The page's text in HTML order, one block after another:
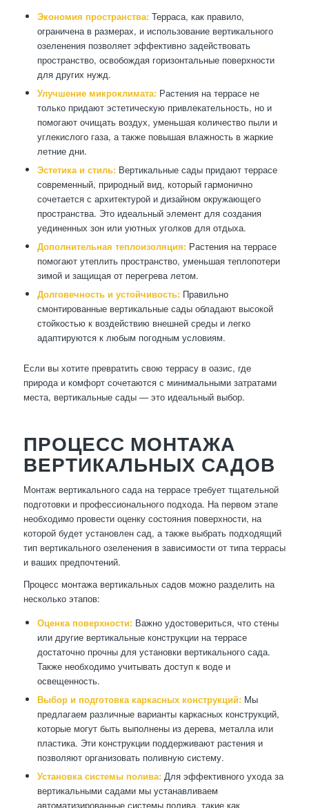
Экономия пространства:Терраса, как правило,
ограничена в размерах, и использование вертикального
озеленения позволяет эффективно задействовать
пространство, освобождая горизонтальные поверхности
для других нужд.
Улучшение микроклимата:Растения на террасе не
только придают эстетическую привлекательность, но и
помогают очищать воздух, уменьшая количество пыли и
углекислого газа, а также повышая влажность в жаркие
летние дни.
Эстетика и стиль:Вертикальные сады придают террасе
современный, природный вид, который гармонично
сочетается с архитектурой и дизайном окружающего
пространства. Это идеальный элемент для создания
уединенных зон или уютных уголков для отдыха.
Дополнительная теплоизоляция:Растения на террасе
помогают утеплить пространство, уменьшая теплопотери
зимой и защищая от перегрева летом.
Долговечность и устойчивость:Правильно
смонтированные вертикальные сады обладают высокой
стойкостью к воздействию внешней среды и легко
адаптируются к любым погодным условиям.
Если вы хотите превратить свою террасу в оазис, где
природа и комфорт сочетаются с минимальными затратами
места, вертикальные сады — это идеальный выбор.
ПРОЦЕСС МОНТАЖА
ВЕРТИКАЛЬНЫХ САДОВ
Монтаж вертикального сада на террасе требует тщательной
подготовки и профессионального подхода. На первом этапе
необходимо провести оценку состояния поверхности, на
которой будет установлен сад, а также выбрать подходящий
тип вертикального озеленения в зависимости от типа террасы
и ваших предпочтений.
Процесс монтажа вертикальных садов можно разделить на
несколько этапов:
Оценка поверхности:Важно удостовериться, что стены
или другие вертикальные конструкции на террасе
достаточно прочны для установки вертикального сада.
Также необходимо учитывать доступ к воде и
освещенность.
Выбор и подготовка каркасных конструкций:Мы
предлагаем различные варианты каркасных конструкций,
которые могут быть выполнены из дерева, металла или
пластика. Эти конструкции поддерживают растения и
позволяют организовать поливную систему.
Установка системы полива:Для эффективного ухода за
вертикальными садами мы устанавливаем
автоматизированные системы полива, такие как